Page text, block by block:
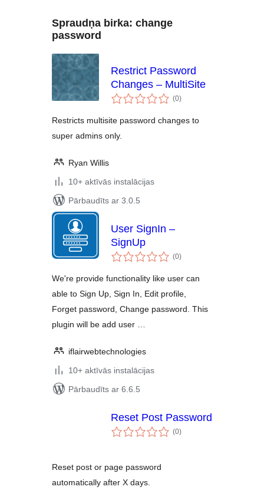
Spraudņa birka: change
password
Restrict Password
Changes – MultiSite
(0vērtējumu
kopsumma
)
Restricts multisite password changes to
super admins only.
Ryan Willis
10+ aktīvās instalācijas
Pārbaudīts ar 3.0.5
User SignIn –
SignUp
(0vērtējumu
kopsumma
)
We're provide functionality like user can
able to Sign Up, Sign In, Edit profile,
Forget password, Change password. This
plugin will be add user …
iflairwebtechnologies
10+ aktīvās instalācijas
Pārbaudīts ar 6.6.5
Reset Post Password
(0vērtējumu
kopsumma
)
Reset post or page password
automatically after X days.